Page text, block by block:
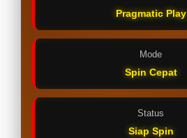
Pragmatic Play
Mode
Spin Cepat
Status
Siap Spin